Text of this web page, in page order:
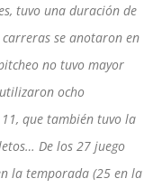
tuvo una duración de
se anotaron en
no tuvo mayor
ocho
que también tuvo la
De los 27 juego
la temporada (25 en la